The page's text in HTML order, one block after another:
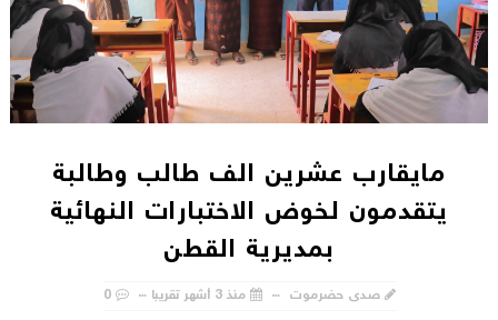
مايقارب عشرين الف طالب وطالبة
يتقدمون لخوض الاختبارات النهائية
بمديرية القطن
صدى حضرموت منذ 3 أشهر تقريبا 0